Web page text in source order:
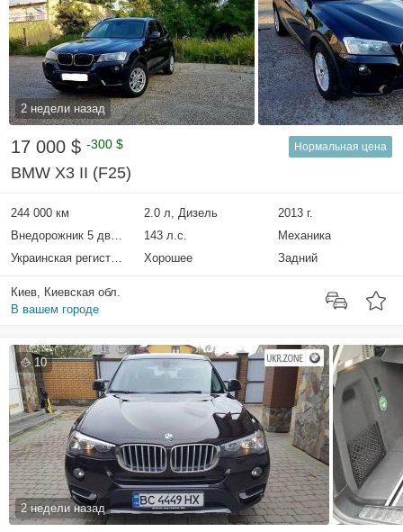
2 недели назад
17 000 $ -300 $ Нормальная цена
BMW X3 II (F25)
244 000 км 2.0 л, Дизель
2013 г.
Внедорожник 5 дверей
143 л.с.
Механика
Украинская регистрация
Хорошее Задний
Киев, Киевская обл.
В вашем городе
10
2 недели назад